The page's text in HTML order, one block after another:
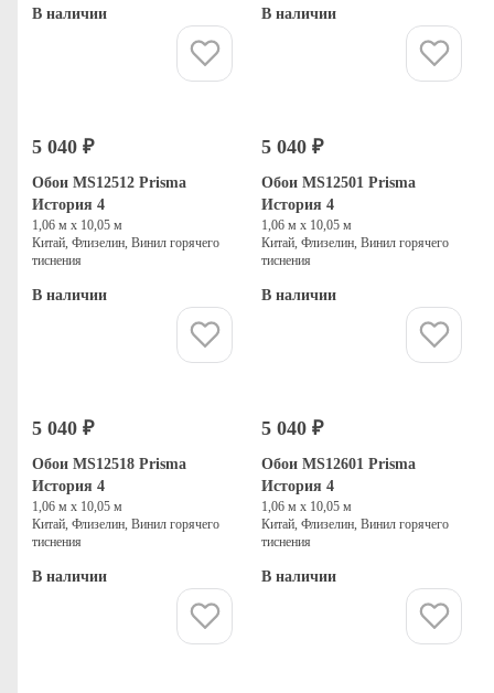
В наличии В наличии
5 040 ₽
Обои MS12512 Prisma
История 4
1,06 м х 10,05 м
Китай, Флизелин, Винил горячего
тиснения
В наличии
5 040 ₽
Обои MS12501 Prisma
История 4
1,06 м х 10,05 м
Китай, Флизелин, Винил горячего
тиснения
В наличии
5 040 ₽
Обои MS12518 Prisma
История 4
1,06 м х 10,05 м
Китай, Флизелин, Винил горячего
тиснения
В наличии
5 040 ₽
Обои MS12601 Prisma
История 4
1,06 м х 10,05 м
Китай, Флизелин, Винил горячего
тиснения
В наличии